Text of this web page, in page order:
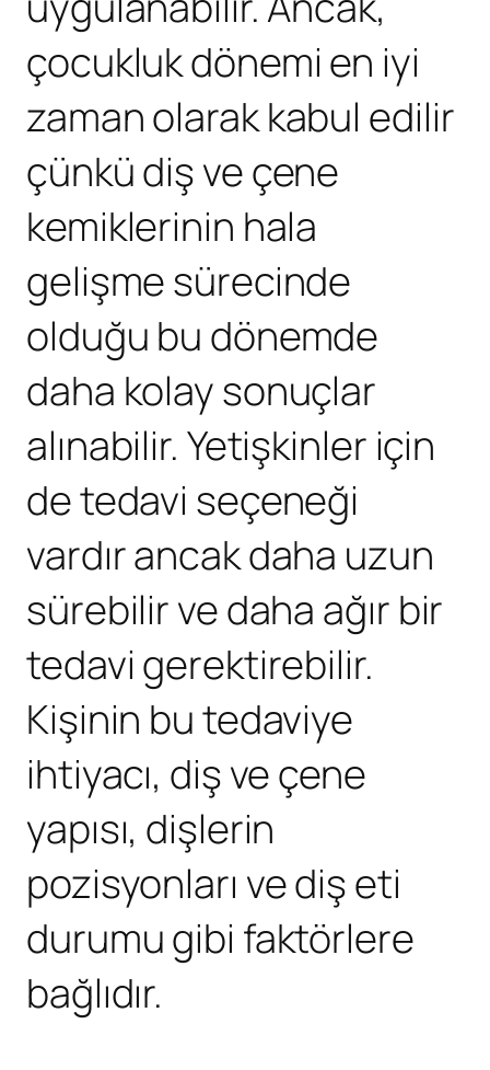
çocukluk dönemi en iyi
zaman olarak kabul edilir
çünkü diş ve çene
kemiklerinin hala
gelişme sürecinde
olduğu bu dönemde
daha kolay sonuçlar
alınabilir. Yetişkinler için
de tedavi seçeneği
vardır ancak daha uzun
sürebilir ve daha ağır bir
tedavi gerektirebilir.
Kişinin bu tedaviye
ihtiyacı, diş ve çene
yapısı, dişlerin
pozisyonları ve diş eti
durumu gibi faktörlere
bağlıdır.